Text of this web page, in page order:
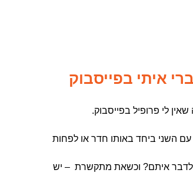
איתי בפייסבוק
לי פרופיל בפייסבוק.
השני ביחד באותו חדר או לפחות
לדבר איתם? וכשאת מתקשרת – יש